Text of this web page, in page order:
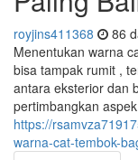
royjins411368 86
Menentukan warna
bisa tampak rumit ,
antara eksterior dan
pertimbangkan aspek
https://
warna-cat-tembok-